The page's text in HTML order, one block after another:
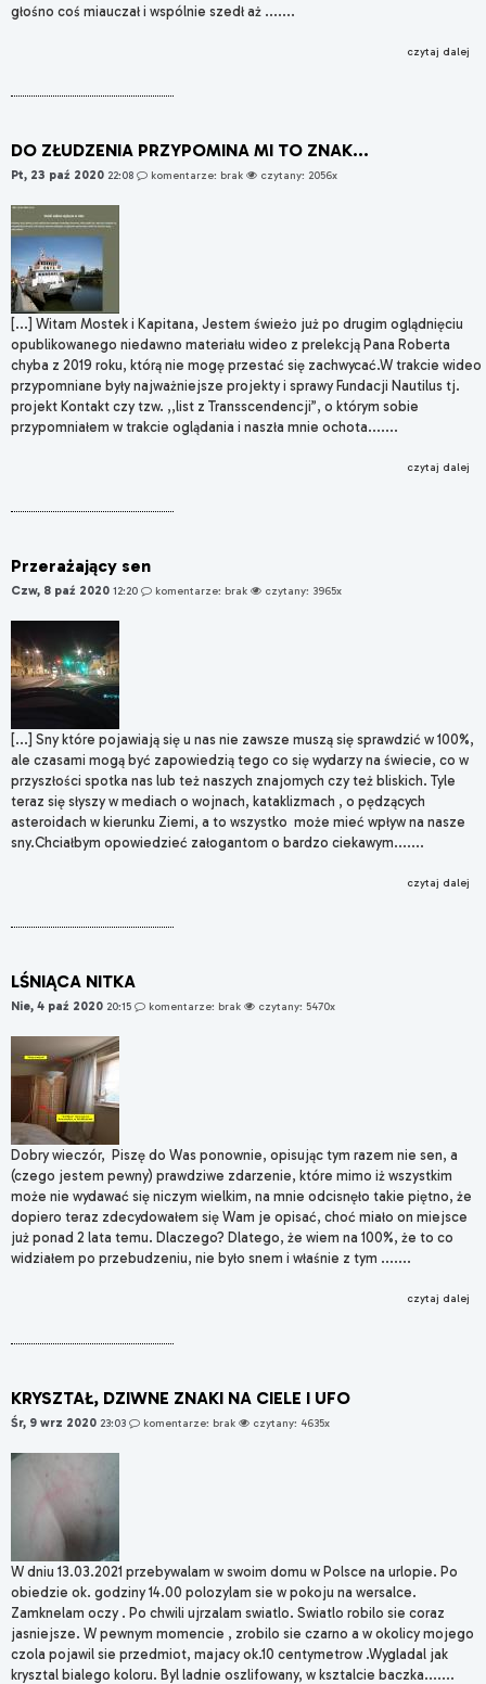
głośno coś miauczał i wspólnie szedł aż .......
czytaj dalej
DO ZŁUDZENIA PRZYPOMINA MI TO ZNAK...
Pt, 23 paź 2020 22:08 komentarze: brak czytany: 2056x
[...] Witam Mostek i Kapitana, Jestem świeżo już po drugim oglądnięciu
opublikowanego niedawno materiału wideo z prelekcją Pana Roberta
chyba z 2019 roku, którą nie mogę przestać się zachwycać.W trakcie wideo
przypomniane były najważniejsze projekty i sprawy Fundacji Nautilus tj.
projekt Kontakt czy tzw. ,,list z Transscendencji”, o którym sobie
przypomniałem w trakcie oglądania i naszła mnie ochota.......
czytaj dalej
Przerażający sen
Czw, 8 paź 2020 12:20 komentarze: brak czytany: 3965x
[...] Sny które pojawiają się u nas nie zawsze muszą się sprawdzić w 100%,
ale czasami mogą być zapowiedzią tego co się wydarzy na świecie, co w
przyszłości spotka nas lub też naszych znajomych czy też bliskich. Tyle
teraz się słyszy w mediach o wojnach, kataklizmach , o pędzących
asteroidach w kierunku Ziemi, a to wszystko może mieć wpływ na nasze
sny.Chciałbym opowiedzieć załogantom o bardzo ciekawym.......
czytaj dalej
LŚNIĄCA NITKA
Nie, 4 paź 2020 20:15 komentarze: brak czytany: 5470x
Dobry wieczór, Piszę do Was ponownie, opisując tym razem nie sen, a
(czego jestem pewny) prawdziwe zdarzenie, które mimo iż wszystkim
może nie wydawać się niczym wielkim, na mnie odcisnęło takie piętno, że
dopiero teraz zdecydowałem się Wam je opisać, choć miało on miejsce
już ponad 2 lata temu. Dlaczego? Dlatego, że wiem na 100%, że to co
widziałem po przebudzeniu, nie było snem i właśnie z tym .......
czytaj dalej
KRYSZTAŁ, DZIWNE ZNAKI NA CIELE I UFO
Śr, 9 wrz 2020 23:03 komentarze: brak czytany: 4635x
W dniu 13.03.2021 przebywalam w swoim domu w Polsce na urlopie. Po
obiedzie ok. godziny 14.00 polozylam sie w pokoju na wersalce.
Zamknelam oczy . Po chwili ujrzalam swiatlo. Swiatlo robilo sie coraz
jasniejsze. W pewnym momencie , zrobilo sie czarno a w okolicy mojego
czola pojawil sie przedmiot, majacy ok.10 centymetrow .Wygladal jak
krysztal bialego koloru. Byl ladnie oszlifowany, w ksztalcie baczka.......